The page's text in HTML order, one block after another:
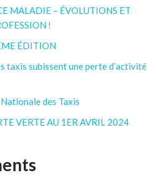
MALADIE – ÉVOLUTIONS ET
!
ÉDITION
taxis subissent une perte d’activité
des Taxis
VERTE AU 1ER AVRIL 2024